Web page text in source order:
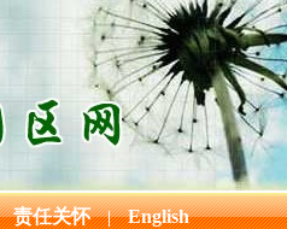
责任关怀 | English